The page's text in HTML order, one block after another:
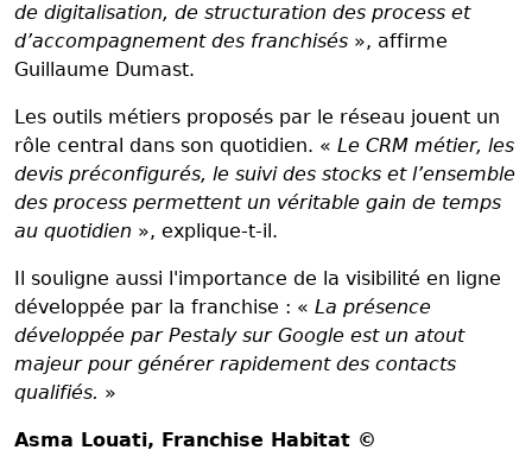
de digitalisation, de structuration des process et
d’accompagnement des franchisés », affirme
Guillaume Dumast.
Les outils métiers proposés par le réseau jouent un
rôle central dans son quotidien. « Le CRM métier, les
devis préconfigurés, le suivi des stocks et l’ensemble
des process permettent un véritable gain de temps
au quotidien », explique-t-il.
Il souligne aussi l'importance de la visibilité en ligne
développée par la franchise : « La présence
développée par Pestaly sur Google est un atout
majeur pour générer rapidement des contacts
qualifiés. »
Asma Louati, Franchise Habitat ©